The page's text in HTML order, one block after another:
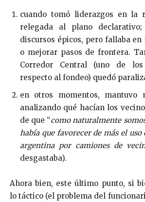
cuando tomó liderazgos en la
relegada al plano
discursos épicos, pero fallaba en
o mejorar pasos de frontera.
Corredor Central (uno de los
respecto al fondeo) quedó
en otros momentos, mantuvo
analizando qué hacían los
de que “como naturalmente
había que favorecer de más el
argentina por camiones de
desgastaba).
Ahora bien, este último punto, si
lo táctico (el problema del